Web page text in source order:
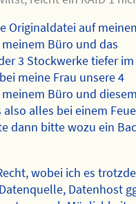
Originaldatei auf
Büro und das
3 Stockwerke tiefer im
meine Frau unsere 4
Büro und
alles bei einem
dann bitte wozu ein
wobei ich es
Datenhost